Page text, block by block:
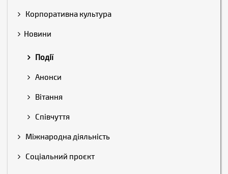
Корпоративна культура
Новини
Події
Анонси
Вітання
Співчуття
Міжнародна діяльність
Соціальний проєкт